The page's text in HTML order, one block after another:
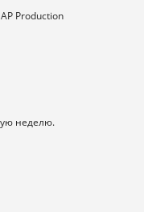
Production
неделю.